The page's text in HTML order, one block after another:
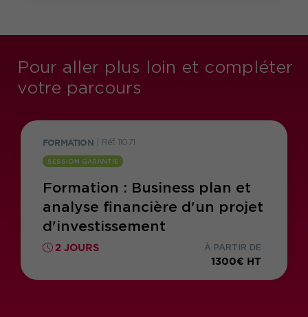
Pour aller plus loin et compléter
votre parcours
FORMATION Réf. 11071
SESSION GARANTIE
Formation : Business plan et
analyse financière d'un projet
d'investissement
2 JOURS À PARTIR DE
1300€ HT